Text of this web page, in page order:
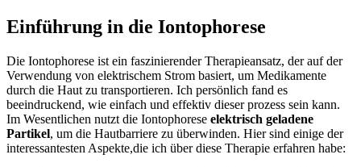
Einführung in die Iontophorese
Die Iontophorese ist ein faszinierender Therapieansatz,​ der auf der
Verwendung von elektrischem Strom basiert, um‌ Medikamente
durch ​die‌ Haut zu transportieren. Ich persönlich fand es
beeindruckend, wie einfach und effektiv dieser prozess sein kann.
⁤Im Wesentlichen ⁣nutzt ⁤die Iontophorese elektrisch ​geladene
Partikel, um die Hautbarriere zu ⁢überwinden. Hier sind einige der
interessantesten Aspekte,die ich über⁢ diese Therapie erfahren habe: